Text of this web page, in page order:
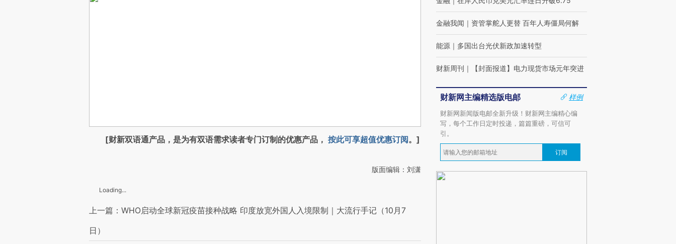
[财新双语通产品，是为有双语需求读者专门订制的优惠产品， 按此可享超值优惠订阅。]
版面编辑：刘潇
Loading...
上一篇：WHO启动全球新冠疫苗接种战略 印度放宽外国人入境限制｜大流行手记（10月7
日）
金融我闻 ｜ 资管掌舵人更替 百年人寿僵局何解
能源 ｜ 多国出台光伏新政加速转型
财新周刊 ｜ 【封面报道】电力现货市场元年突进
财新网主编精选版电邮
样例
财新网新闻版电邮全新升级！财新网主编精心编
写，每个工作日定时投递，篇篇重磅，可信可
引。
订阅